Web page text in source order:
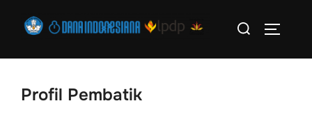
Profil Pembatik